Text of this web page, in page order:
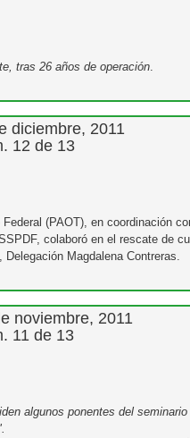
tras 26 años de operación.
diciembre, 2011
12 de 13
(PAOT), en coordinación
colaboró en el rescate de
Magdalena Contreras.
noviembre, 2011
11 de 13
algunos ponentes del